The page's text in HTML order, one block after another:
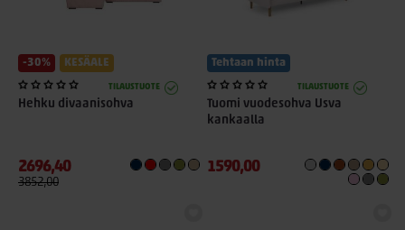
-30% KESÄALE
TILAUSTUOTE
Hehku divaanisohva
2696,40
3852,00
Tehtaan hinta
TILAUSTUOTE
Tuomi vuodesohva Usva
kankaalla
1590,00